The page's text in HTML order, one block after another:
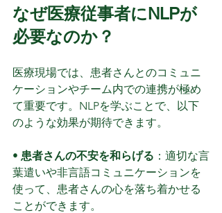
なぜ医療従事者にNLPが
必要なのか？
医療現場では、患者さんとのコミュニ
ケーションやチーム内での連携が極め
て重要です。NLPを学ぶことで、以下
のような効果が期待できます。
• 患者さんの不安を和らげる ：適切な言
葉遣いや非言語コミュニケーションを
使って、患者さんの心を落ち着かせる
ことができます。